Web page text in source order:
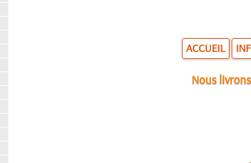
ACCUEIL
Nous